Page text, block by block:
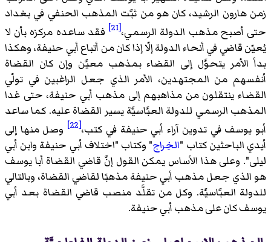
زمن هارون الرشيد، كان هو من ثبَّت المذهب الحنفي في بغداد
حتى أصبح مذهب الدولة الرسمي،[21]
فقد ساعده مركزه بأن لا
يُعيّن قاضي في أنحاء الدولة إلّا إذا كان من أتباع أبي حنيفة، وهكذا
بدأ الأمر يتحوَّل إلى القضاء بمذهب معيَّن وإن كان القضاة
أنفسهم من المجتهدين، الأمر الذي جعل الراغبين في تولّي
القضاء ينتقلون من مذاهبهم إلى مذهب أبي حنيفة، حتى غدا
المذهب الرسمي للدولة العبَّاسيَّة يسير القضاة عليه. كما ساعد
أبو يوسف في تدوين آراء أبي حنيفة في كتب،[22]
وصل منها إلى
أيدي الباحثين كتاب "الخِراج" وكتاب "اختلاف أبي حنيفة وابن أبي
ليلى". وعلى هذا الأساس يمكن القول إنَّ قاضي القضاة أبا يوسف
هو الذي جعل مذهب أبي حنيفة مذهبًا لقاضي القضاة، وبالتالي
للدولة العبَّاسيَّة. وكل من تقلَّد منصب قاضي القضاة بعد أبي
يوسف كان على مذهب أبي حنيفة.